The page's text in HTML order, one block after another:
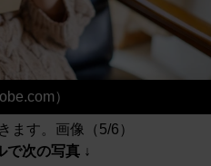
）
ます。画像（5/6）
で次の写真 ↓